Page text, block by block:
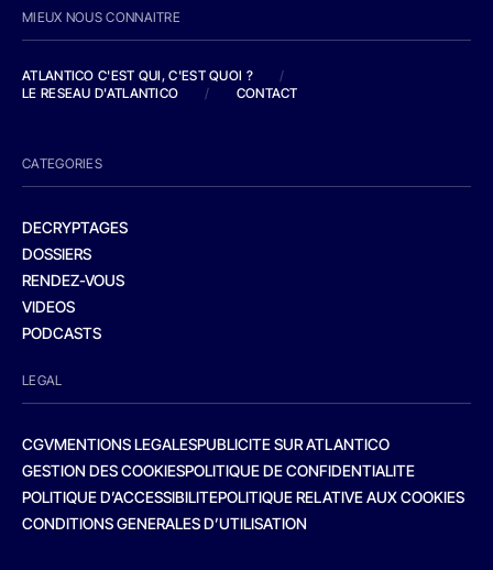
MIEUX NOUS CONNAITRE
ATLANTICO C'EST QUI, C'EST QUOI ?
/
LE RESEAU D'ATLANTICO
/ CONTACT
CATEGORIES
DECRYPTAGES
DOSSIERS
RENDEZ-VOUS
VIDEOS
PODCASTS
LEGAL
CGVMENTIONS LEGALESPUBLICITE SUR ATLANTICO
GESTION DES COOKIESPOLITIQUE DE CONFIDENTIALITE
POLITIQUE D’ACCESSIBILITEPOLITIQUE RELATIVE AUX COOKIES
CONDITIONS GENERALES D’UTILISATION